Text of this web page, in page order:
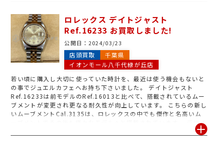
ルド・イエローゴールド・ピンクゴールドの4つの素材のみが使用
されるハイクラスモデルとなり、ロレックスユーザーの憧れのモデ
ルとなっています。今回持ち頂いた時計はとても状態が良かったの
で、お客様も思った以上の金額に驚いておられました。「お父さん
に感謝だな」とお買取させていただきました。どんな時計が売れる
の?」と迷われている方も一度当店で無料査定してみてはいかがで
しょうか?スタッフ一同ジュエルカフェイオンモール4階八千代緑が
ロレックス デイトジャスト
Ref.16233 お買取しました!
公開日： 2024/03/23
店頭買取
千葉県
イオンモール八千代緑が丘店
若い頃に購入し大切に使っていた時計を、最近は使う機会もないと
の事でジュエルカフェへお持ち下さいました。 デイトジャスト
Ref.16233は前モデルのRef.16013と比べて、搭載されているムー
ブメントが変更され更なる耐久性が向上しています。 こちらの新し
いムーブメントCal.3135は、ロレックスの中でも傑作と名高いム
ーブメントでその後も様々なモデルへと搭載されています。 デザイ
ン面では大きな変更点はないものの、風防は強化プラスチックから